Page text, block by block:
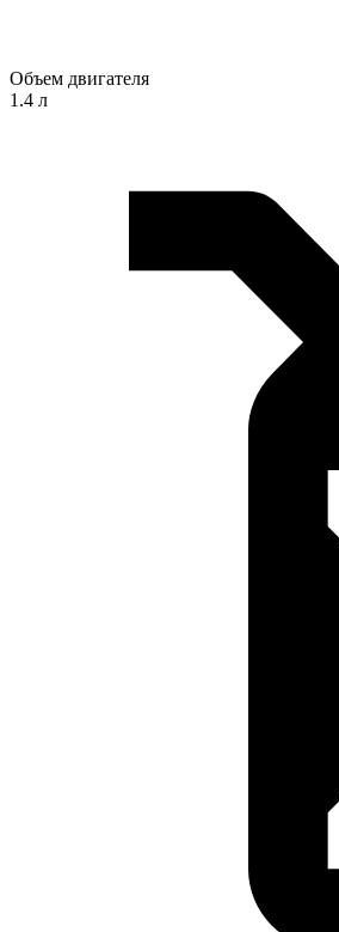
Объем двигателя
1.4 л